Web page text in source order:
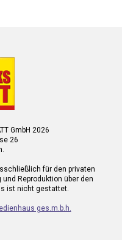
GmbH 2026
26
für den privaten
Reproduktion über den
ist nicht gestattet.
ges.m.b.h.